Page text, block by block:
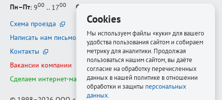
Пн–Пт: 900 .. 1700 Сб–Вс
Схема проезда
Написать нам письмо
Контакты
Вакансии компании
Сделаем интернет-магазин ещё лучше
Cookies
Мы используем файлы «куки» для вашего
удобства пользования сайтом и собираем
метрику для аналитики. Продолжая
пользоваться нашим сайтом, вы даёте
согласие на обработку перечисленных
данных в нашей политике в отношении
обработки и защиты персональных
данных